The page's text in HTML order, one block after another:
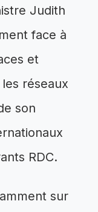
Judith
face à
et
réseaux
son
RDC.
sur